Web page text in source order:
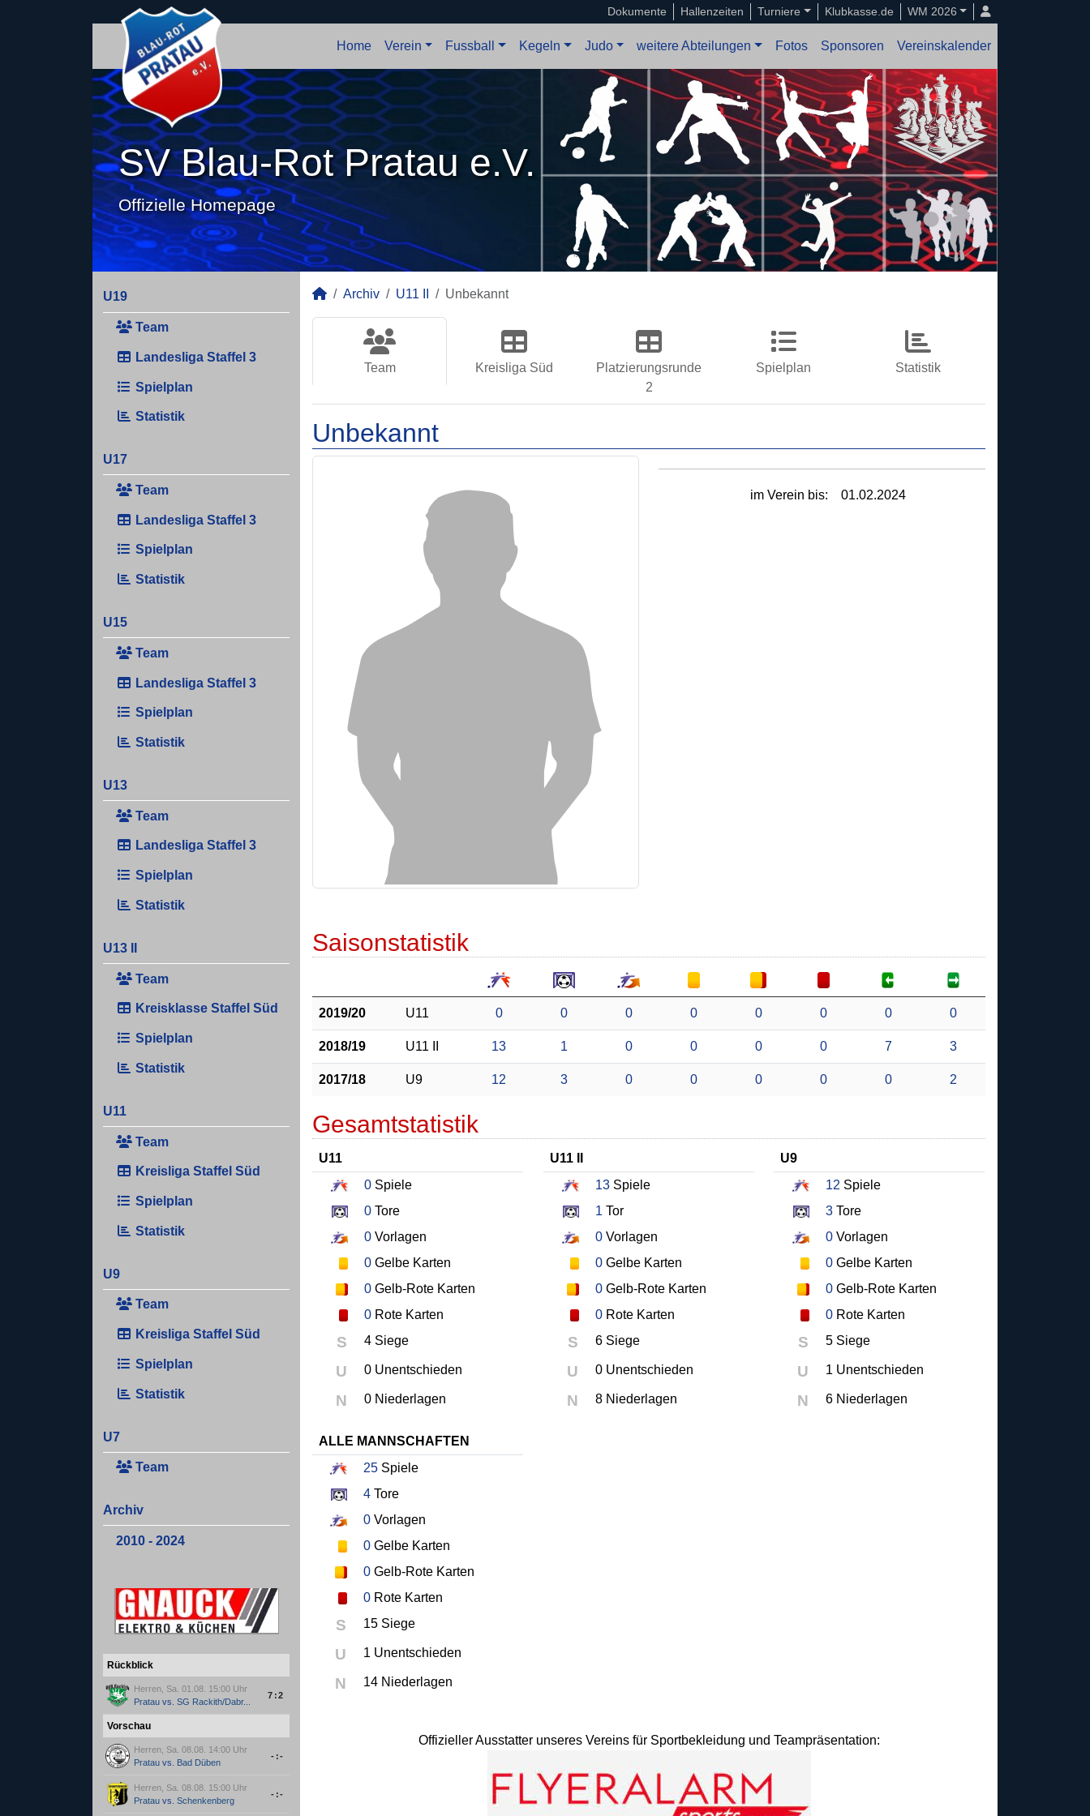
Dokumente Hallenzeiten Turniere Klubkasse.de WM 2026
Home Verein Fussball Kegeln Judo weitere Abteilungen Fotos Sponsoren Vereinskalender
SV Blau-Rot Pratau e.V.
Offizielle Homepage
U19
Team
Landesliga Staffel 3
Spielplan
Statistik
U17
Team
Landesliga Staffel 3
Spielplan
Statistik
U15
Team
Landesliga Staffel 3
Spielplan
Statistik
U13
Team
Landesliga Staffel 3
Spielplan
Statistik
U13 II
Team
Kreisklasse Staffel Süd
Spielplan
Statistik
U11
Team
Kreisliga Staffel Süd
Spielplan
Statistik
U9
Team
Kreisliga Staffel Süd
Spielplan
Statistik
U7
Team
Archiv
2010 - 2024
Rückblick
Herren, Sa. 01.08. 15:00 Uhr
Pratauvs. SG Rackith/Dabr...
7:2
Vorschau
Herren, Sa. 08.08. 14:00 Uhr
Pratauvs. Bad Düben
-:-
Herren, Sa. 08.08. 15:00 Uhr
Pratauvs. Schenkenberg
-:-
Archiv U11 II Unbekannt
Team Kreisliga Süd
Platzierungsrunde
2
Spielplan Statistik
Unbekannt
im Verein bis: 01.02.2024
Saisonstatistik
2019/20 U11 0 0 0 0 0 0 0 0
2018/19 U11 II 13 1 0 0 0 0 7 3
2017/18 U9 12 3 0 0 0 0 0 2
Gesamtstatistik
U11
0 Spiele
0 Tore
0 Vorlagen
0 Gelbe Karten
0 Gelb-Rote Karten
0 Rote Karten
S 4 Siege
U 0 Unentschieden
N 0 Niederlagen
U11 II
13Spiele
1 Tor
0Vorlagen
0Gelbe Karten
0Gelb-Rote Karten
0Rote Karten
S 6 Siege
U 0 Unentschieden
N 8 Niederlagen
U9
12 Spiele
3 Tore
0 Vorlagen
0 Gelbe Karten
0 Gelb-Rote Karten
0 Rote Karten
S 5 Siege
U 1 Unentschieden
N 6 Niederlagen
ALLE MANNSCHAFTEN
25 Spiele
4 Tore
0 Vorlagen
0 Gelbe Karten
0 Gelb-Rote Karten
0 Rote Karten
S 15 Siege
U 1 Unentschieden
N 14 Niederlagen
Offizieller Ausstatter unseres Vereins für Sportbekleidung und Teampräsentation: